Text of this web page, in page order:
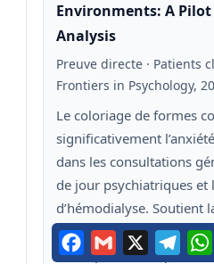
Environments: A
Analysis
Preuve directe · Patients
Frontiers in Psychology,
Le coloriage de formes
significativement
dans les consultations
de jour psychiatriques et
d’hémodialyse. Soutient
l’effet au‑delà des
étude pilote avec petits
Facebook
Gmail X